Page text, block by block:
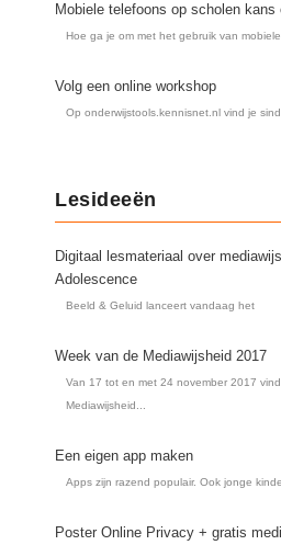
Mobiele telefoons op scholen kans
Hoe ga je om met het gebruik van
Volg een online workshop
Op onderwijstools.kennisnet.nl vind je
Lesideeën
Digitaal lesmateriaal over
Adolescence
Beeld & Geluid lanceert vandaag het
Week van de Mediawijsheid 2017
Van 17 tot en met 24 november 2017
Mediawijsheid...
Een eigen app maken
Apps zijn razend populair. Ook jonge
Poster Online Privacy + gratis